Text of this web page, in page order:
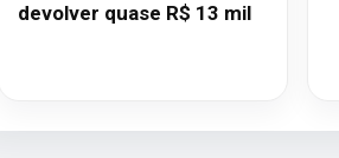
devolver quase R$ 13 mil